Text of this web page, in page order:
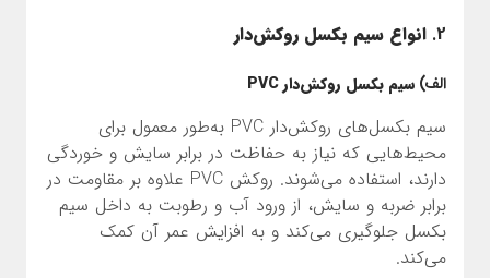
2. انواع سیم بکسل روکش‌دار
الف) سیم بکسل روکش‌دار PVC
سیم بکسل‌های روکش‌دار PVC به‌طور معمول برای
محیط‌هایی که نیاز به حفاظت در برابر سایش و خوردگی
دارند، استفاده می‌شوند. روکش PVC علاوه بر مقاومت در
برابر ضربه و سایش، از ورود آب و رطوبت به داخل سیم
بکسل جلوگیری می‌کند و به افزایش عمر آن کمک
می‌کند.